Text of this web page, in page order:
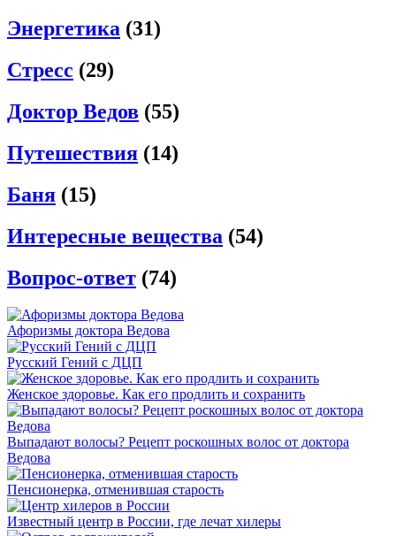
Энергетика (31)
Стресс (29)
Доктор Ведов (55)
Путешествия (14)
Баня (15)
Интересные вещества (54)
Вопрос-ответ (74)
Афоризмы доктора Ведова
Русский Гений с ДЦП
Женское здоровье. Как его продлить и сохранить
Выпадают волосы? Рецепт роскошных волос от доктора
Ведова
Пенсионерка, отменившая старость
Известный центр в России, где лечат хилеры